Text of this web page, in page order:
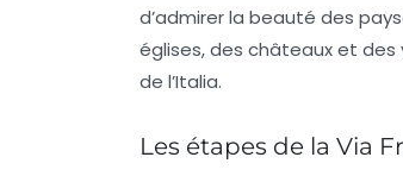
d’admirer la beauté des
églises, des châteaux et
de l’Italia.
Les étapes de la Via